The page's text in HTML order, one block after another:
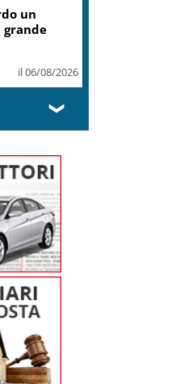
un
grande
il 06/08/2026
❯